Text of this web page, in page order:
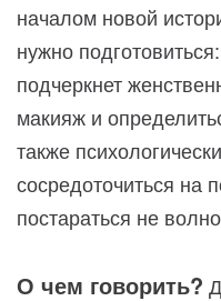
началом новой
нужно
подчеркнет
макияж и
также
сосредоточиться на
постараться не
О чем говорить?